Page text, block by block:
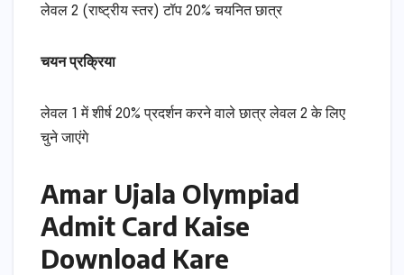
लेवल 2 (राष्ट्रीय स्तर) टॉप 20% चयनित छात्र
चयन प्रक्रिया
लेवल 1 में शीर्ष 20% प्रदर्शन करने वाले छात्र लेवल 2 के लिए
चुने जाएंगे
Amar Ujala Olympiad
Admit Card Kaise
Download Kare